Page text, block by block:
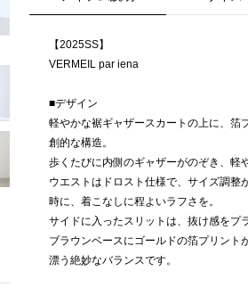
【2025SS】
VERMEIL par iena
■デザイン
軽やかな裾ギャザースカートの上に、箔
創的な構造。
歩くたびに内側のギャザーがのぞき、軽
ウエストはドロスト仕様で、サイズ調整
時に、着こなしに程よいラフさを。
サイドに入ったスリットは、抜け感をプ
ブラウンベースにゴールドの箔プリント
漂う絶妙なバランスです。